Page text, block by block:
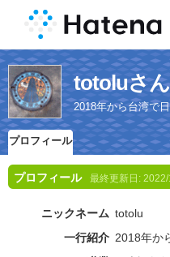
totoluさ
2018年から台湾で
プロフィール
プロフィール 最終更新日: 2022/
ニックネーム totolu
一行紹介 2018年か